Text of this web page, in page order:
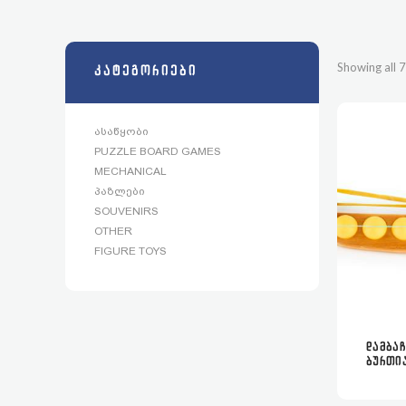
Showing all
ᲙᲐᲢᲔᲒᲝᲠᲘᲔᲑᲘ
ᲐᲡᲐᲬᲧᲝᲑᲘ
PUZZLE BOARD GAMES
MECHANICAL
ᲞᲐᲖᲚᲔᲑᲘ
SOUVENIRS
OTHER
FIGURE TOYS